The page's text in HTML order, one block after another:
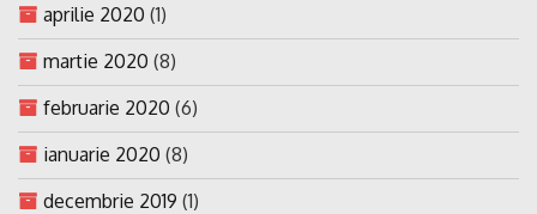
aprilie 2020 (1)
martie 2020 (8)
februarie 2020 (6)
ianuarie 2020 (8)
decembrie 2019 (1)